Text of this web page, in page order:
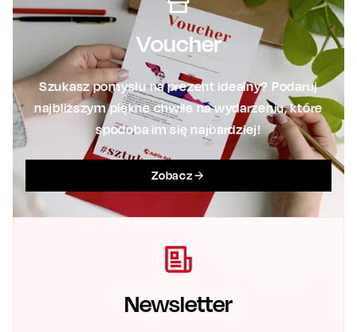
Voucher
Szukasz pomysłu na prezent idealny? Podaruj
najbliższym piękne chwile na wydarzeniu, które
spodoba im się najbardziej!
Zobacz
Newsletter